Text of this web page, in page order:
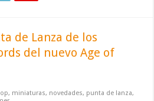
de Lanza de los
del nuevo Age of
, miniaturas, novedades, punta de lanza,